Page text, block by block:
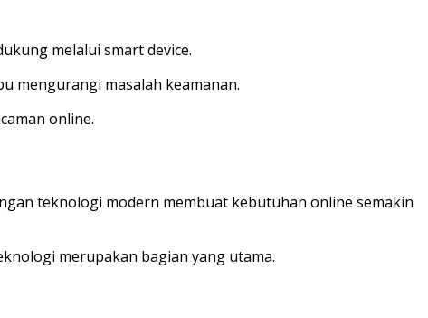
melalui smart device.
mengurangi masalah keamanan.
online.
teknologi modern membuat kebutuhan online semakin
merupakan bagian yang utama.